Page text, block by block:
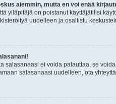
aiemmin, mutta en voi enää
ylläpitäjä on poistanut käyttäjätilisi
uudelleen ja osallistu
salasanaasi ei voida palauttaa, se
salasanaasi uudelleen, ota